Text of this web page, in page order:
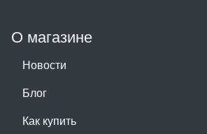
О магазине
Новости
Блог
Как купить